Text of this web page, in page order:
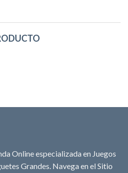
Online especializada en Juegos
Grandes. Navega en el Sitio